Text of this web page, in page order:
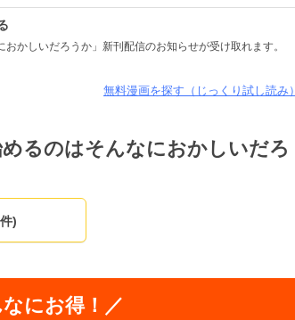
かしいだろうか」新刊配信のお知らせが受け取れます。
無料漫画を探す（じっくり試し読み）
めるのはそんなにおかしいだろ
)
にお得！／